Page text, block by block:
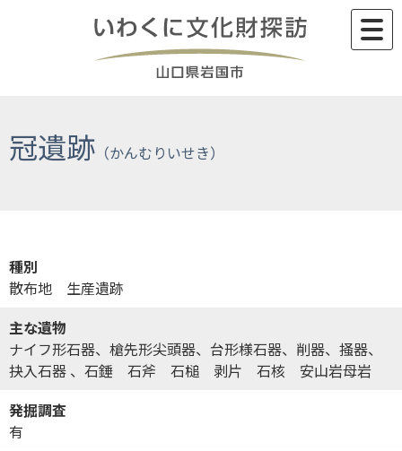
冠遺跡
種別
散布地 生産遺跡
主な遺物
ナイフ形石器、槍先形尖頭器、台形様石器、削器、掻器、
抉入石器 、石錘 石斧 石槌 剥片 石核 安山岩母岩
発掘調査
有